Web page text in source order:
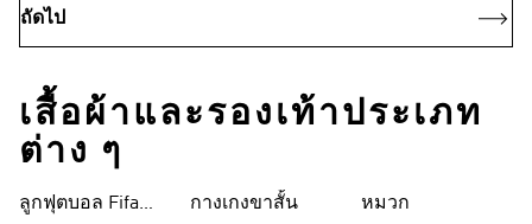
ถัดไป
เสื้อผ้าและรองเท้าประเภท
ต่าง ๆ
ลูกฟุตบอล Fifa
กางเกงขาสั้น หมวก